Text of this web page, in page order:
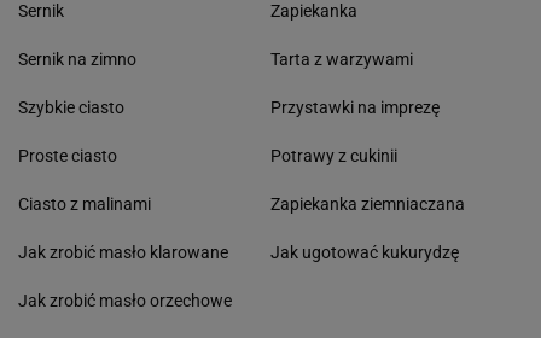
Sernik
Sernik na zimno
Szybkie ciasto
Proste ciasto
Ciasto z malinami
Jak zrobić masło klarowane
Jak zrobić masło orzechowe
Zapiekanka
Tarta z warzywami
Przystawki na imprezę
Potrawy z cukinii
Zapiekanka ziemniaczana
Jak ugotować kukurydzę